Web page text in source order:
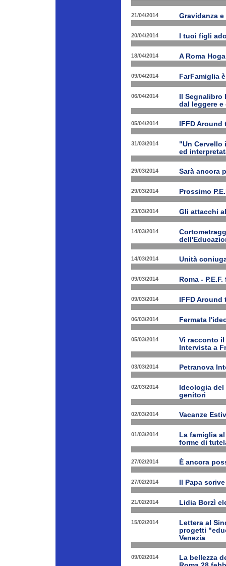
21/04/2014 Gravidanza
20/04/2014 I tuoi figli
18/04/2014 A Roma
09/04/2014 FarFamiglia
06/04/2014
Il
dal leggere
05/04/2014 IFFD
31/03/2014
"Un Cervello
ed
29/03/2014 Sarà ancora
29/03/2014 Prossimo
23/03/2014 Gli attacchi
14/03/2014
14/03/2014 Unità
09/03/2014 Roma -
09/03/2014 IFFD
06/03/2014 Fermata
05/03/2014
Vi racconto il
Intervista a
03/03/2014 Petranova
02/03/2014
Ideologia
genitori
02/03/2014 Vacanze
01/03/2014
La famiglia
forme di
27/02/2014 È ancora
27/02/2014 Il Papa
21/02/2014 Lidia Borzì
15/02/2014
Lettera al
progetti
Venezia
09/02/2014
La bellezza